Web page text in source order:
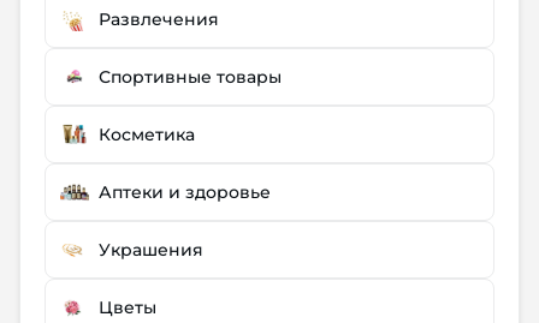
Развлечения
Спортивные товары
Косметика
Аптеки и здоровье
Украшения
Цветы